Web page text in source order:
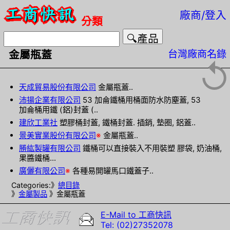
分類 廠商/登入
金屬瓶蓋 台灣廠商名錄
天成貿易股份有限公司 金屬瓶蓋..
沛揚企業有限公司 53 加侖鐵桶用桶面防水防塵蓋, 53
加侖桶用鐵 (鋁)封蓋 (..
建欣工業社 塑膠桶封蓋, 鐵桶封蓋. 插銷, 墊圈, 鋁蓋..
景美實業股份有限公司※ 金屬瓶蓋..
勝紘製罐有限公司 鐵桶可以直接裝入不用裝塑 膠袋, 奶油桶,
果醬鐵桶...
廣儷有限公司※ 各種易開罐馬口鐵蓋子..
Categories:》 總目錄
》 金屬製品 》金屬瓶蓋
E-Mail to 工商快訊
Tel: (02)27352078
↺